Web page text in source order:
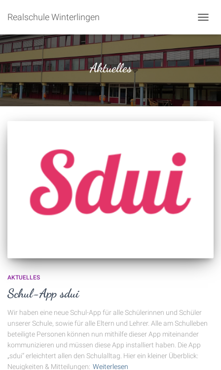
Realschule Winterlingen
Aktuelles
AKTUELLES
Schul-App sdui
Wir haben eine neue Schul-App für alle Schülerinnen und Schüler
unserer Schule, sowie für alle Eltern und Lehrer. Alle am Schulleben
beteiligte Personen können nun mithilfe dieser App miteinander
kommunizieren und müssen diese App installiert haben. Die App
„sdui“ erleichtert allen den Schulalltag. Hier ein kleiner Überblick:
Neuigkeiten & Mitteilungen: Weiterlesen